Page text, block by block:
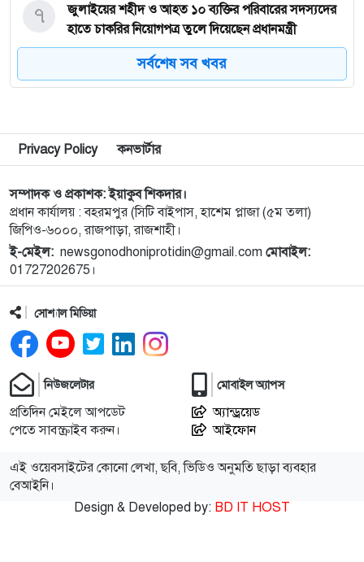
জুলাইয়ের শহীদ ও আহত ১০ ব্যক্তির পরিবারের সদস্যদের
হাতে চাকরির নিয়োগপত্র তুলে দিয়েছেন প্রধানমন্ত্রী
৭
জ্বালানি সংকট মোকাবিলায় সরকার সর্বোচ্চ চেষ্টা চালিয়ে
যাচ্ছে: প্রধানমন্ত্রী
৮
সীমান্তে বিজিবির অভিযানে বিপুল পরিমান ভারতীয়
মাদকদ্রব্য জব্দ
৯
নেপালের আকাশে ভয় পেলেন অপু বিশ্বাস!
১০
বগুড়া এরুলিয়া এলাকায় সড়ক দুর্ঘট্নায় সকালে ৭ জন,
১১
এসোসিয়েশনের নেতৃবৃন্দের সাক্ষাৎ
১২
নগরীর মসজিদ ও ঈদগাহ পরিদর্শনে রাসিক প্রশাসক
১৩
নওগাঁর মান্দায় ২৯৬ বোতল ফেন্সিডিলসহ ২ মাদক কারবারি
সর্বশেষ সব খবর
Privacy Policy কনভার্টার
সম্পাদক ও প্রকাশক: ইয়াকুব শিকদার।
প্রধান কার্যালয় : বহরমপুর (সিটি বাইপাস, হাশেম প্লাজা (৫ম তলা)
জিপিও-৬০০০, রাজপাড়া, রাজশাহী।
ই-মেইল: newsgonodhoniprotidin@gmail.com মোবাইল:
01727202675।
সোশ্যাল মিডিয়া
নিউজলেটার
প্রতিদিন মেইলে আপডেট
পেতে সাবস্ক্রাইব করুন।
মোবাইল অ্যাপস
অ্যান্ড্রয়েড
আইফোন
এই ওয়েবসাইটের কোনো লেখা, ছবি, ভিডিও অনুমতি ছাড়া ব্যবহার
বেআইনি।
Design & Developed by: BD IT HOST